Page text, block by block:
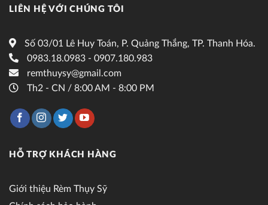
LIÊN HỆ VỚI CHÚNG TÔI
Số 03/01 Lê Huy Toán, P. Quảng Thắng, TP. Thanh Hóa.
0983.18.0983 - 0907.180.983
remthuysy@gmail.com
Th2 - CN / 8:00 AM - 8:00 PM
HỖ TRỢ KHÁCH HÀNG
Giới thiệu Rèm Thụy Sỹ